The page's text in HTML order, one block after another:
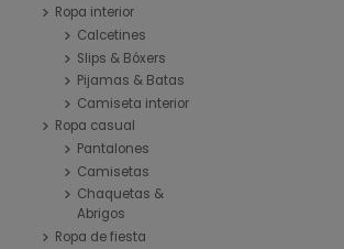
Ropa interior
Calcetines
Slips & Bóxers
Pijamas & Batas
Camiseta interior
Ropa casual
Pantalones
Camisetas
Chaquetas &
Abrigos
Ropa de fiesta